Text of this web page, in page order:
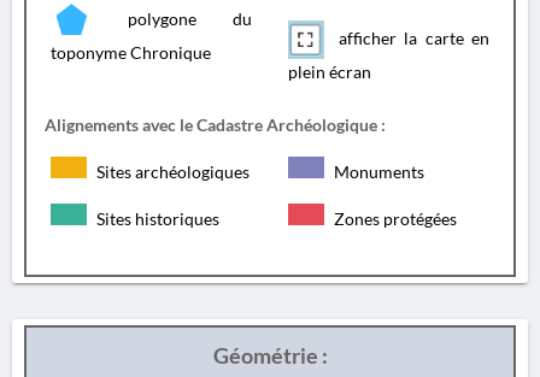
polygone du
toponyme Chronique
afficher la carte en
plein écran
Alignements avec le Cadastre Archéologique :
Sites archéologiques Monuments
Sites historiques Zones protégées
Géométrie :